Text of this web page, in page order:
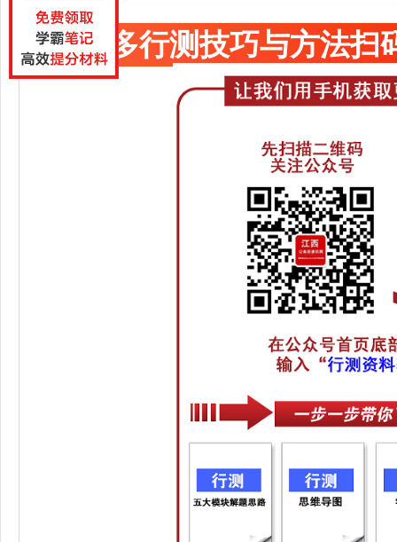
更多行测技巧与方法扫